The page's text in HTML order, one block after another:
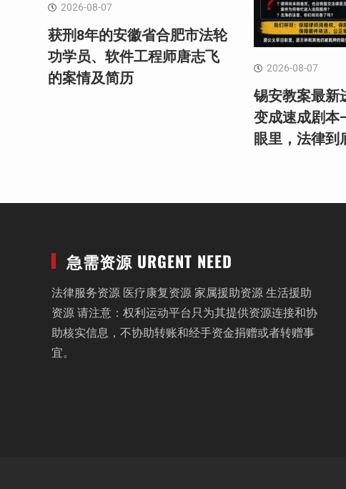
2026-08-07
获刑8年的安徽省合肥市法轮
功学员、软件工程师唐志飞
的案情及简历
2026-08-07
锡安教案最新
变成速成剧
眼里，法律到
急需资源 URGENT NEED
法律服务资源 医疗康复资源 家属援助资源 生活援助
资源 请注意：权利运动平台只为其提供资源连接和协
助核实信息，不协助转账和经手资金捐赠或者转赠事
宜。